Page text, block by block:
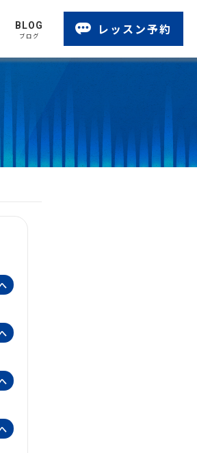
BLOG
ブログ レッスン予約